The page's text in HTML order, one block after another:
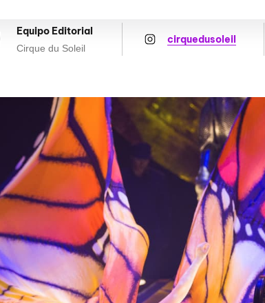
Equipo Editorial
Cirque du Soleil
cirquedusoleil